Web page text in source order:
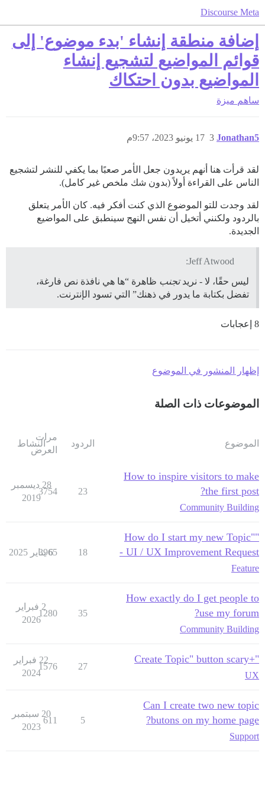
Discourse Meta
إضافة منطقة إنشاء 'بدء موضوع' إلى
قوائم المواضيع لتشجيع إنشاء
المواضيع بدون احتكاك
ساهم ميزة
Jonathan5 17 يونيو 2023، 9:57م 3
لقد قرأت هنا أنهم يريدون جعل الأمر صعبًا بما يكفي للنشر لتشجيع
الناس على القراءة أولاً (بدون شك ملخص غير كامل).
لقد وجدت للتو الموضوع الذي كنت أفكر فيه. كان الأمر يتعلق
بالردود ولكنني أتخيل أن نفس النهج سينطبق على المواضيع
الجديدة.
Jeff Atwood:
ليس حقًا، لا - نريدتجنب ظاهرة “ها هي نافذة نص فارغة،
تفضل بكتابة ما يدور في ذهنك” التي تسود الإنترنت.
8 إعجابات
إظهار المنشور في الموضوع
الموضوعات ذات الصلة
الموضوع الردود
مرات
العرض
النشاط
How to inspire visitors to make
the first post?
Community Building
23
3754
28 ديسمبر
2019
"How do I start my new Topic"
- UI / UX Improvement Request
Feature
18
3965
6 يناير 2025
How exactly do I get people to
use my forum?
Community Building
35
1280
2 فبراير
2026
"+Create Topic" button scary
UX
27
1576
22 فبراير
2024
Can I create two new topic
butons on my home page?
Support
5
611
20 سبتمبر
2023